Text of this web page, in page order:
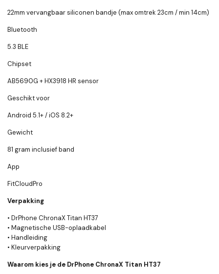
22mm vervangbaar siliconen bandje (max omtrek 23cm / min 14cm)
Bluetooth
5.3 BLE
Chipset
AB5690G + HX3918 HR sensor
Geschikt voor
Android 5.1+ / iOS 8.2+
Gewicht
81 gram inclusief band
App
FitCloudPro
Verpakking
• DrPhone ChronaX Titan HT37
• Magnetische USB-oplaadkabel
• Handleiding
• Kleurverpakking
Waarom kies je de DrPhone ChronaX Titan HT37